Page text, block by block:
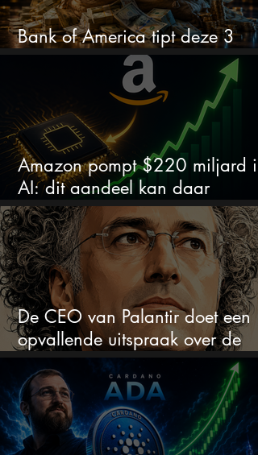
Bank of America tipt deze 3
chipaandelen
Amazon pompt $220 miljard in
AI: dit aandeel kan daar
explosief van profiteren
De CEO van Palantir doet een
opvallende uitspraak over de
beurs